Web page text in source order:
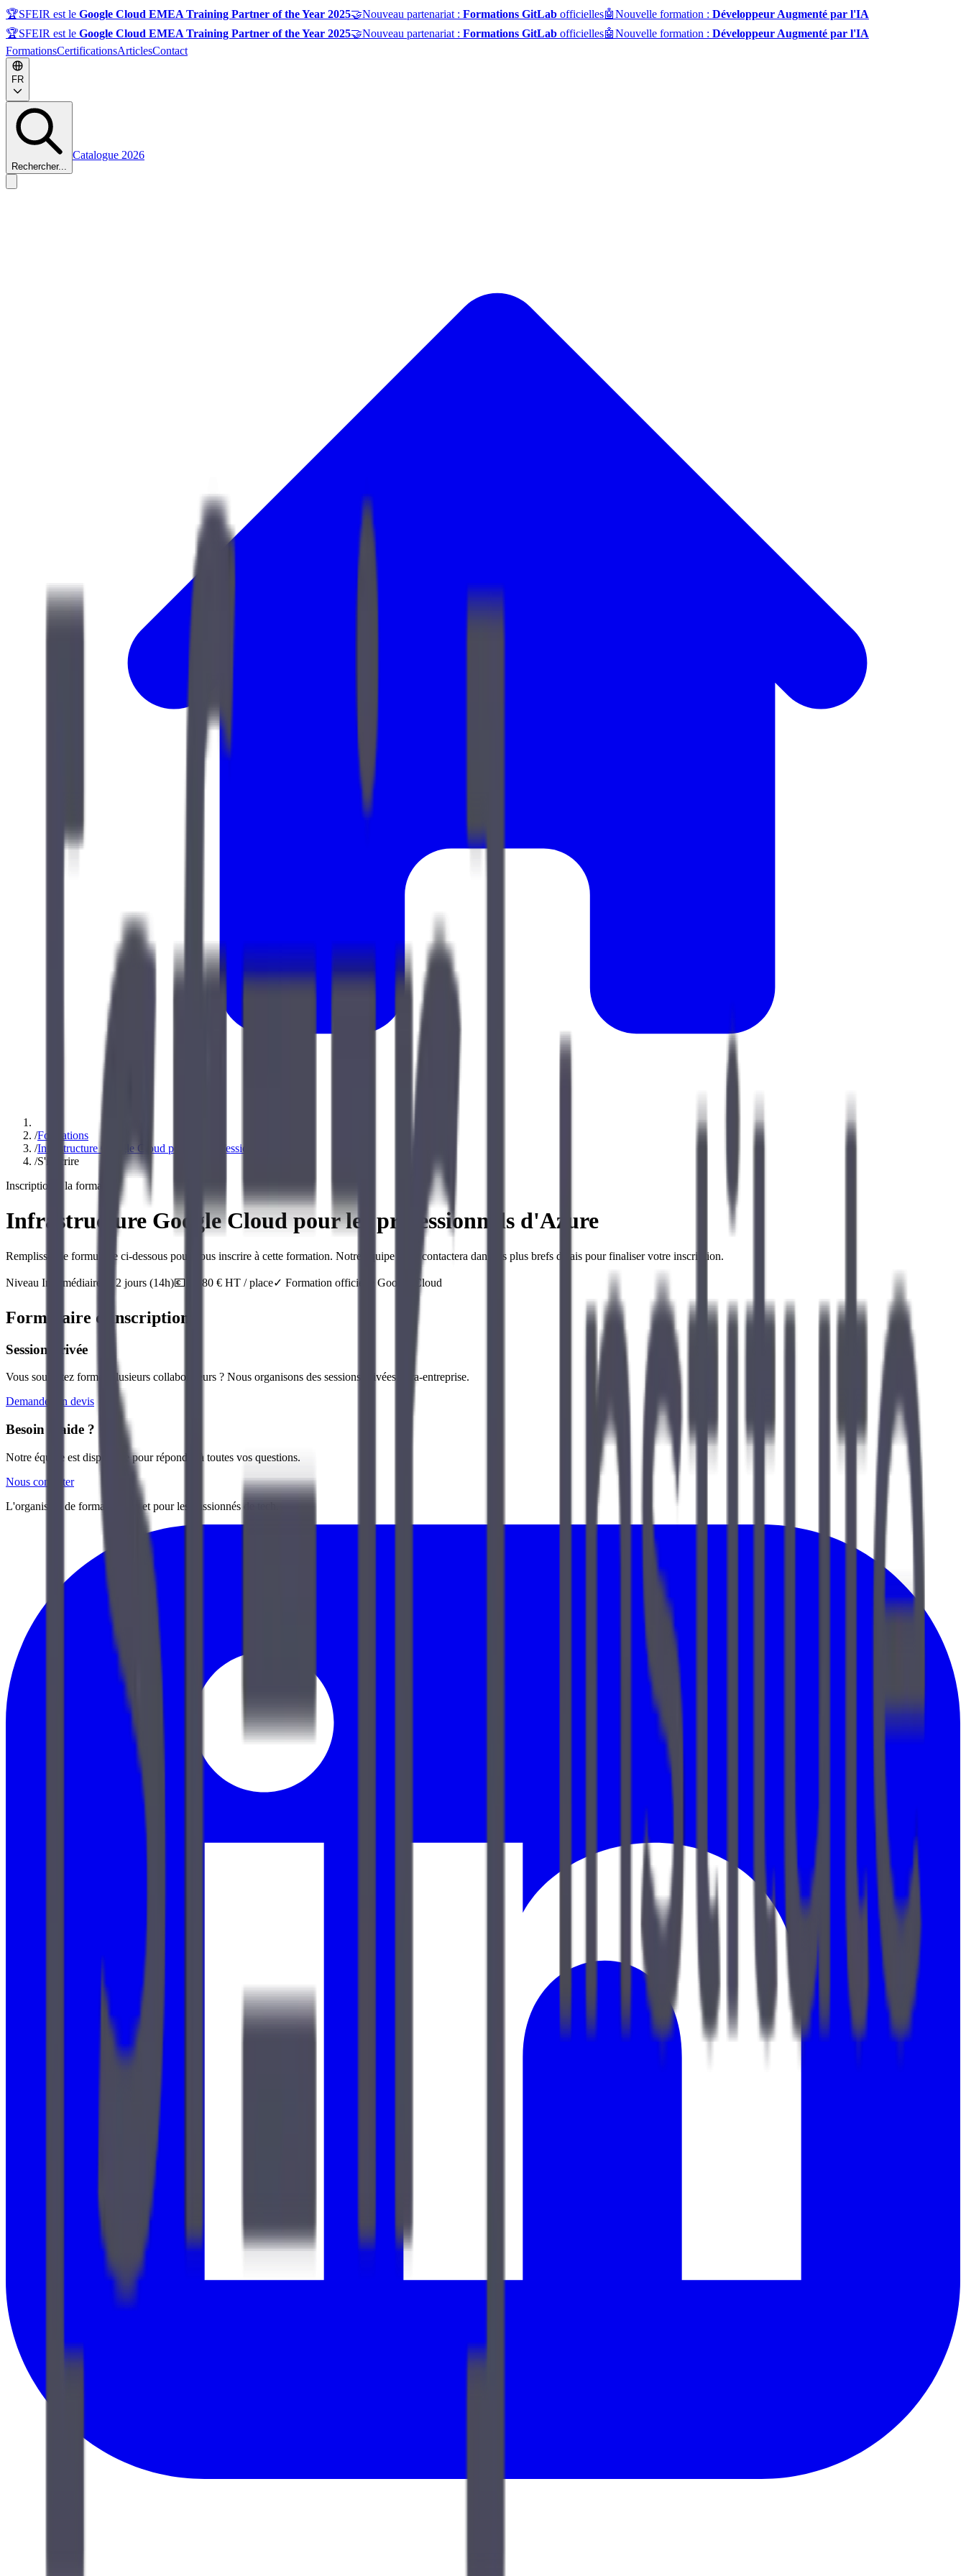
🏆SFEIR est le Google Cloud EMEA Training Partner of the Year 2025🤝Nouveau partenariat : Formations GitLab officielles🤖Nouvelle formation : Développeur Augmenté par l'IA
🏆SFEIR est le Google Cloud EMEA Training Partner of the Year 2025🤝Nouveau partenariat : Formations GitLab officielles🤖Nouvelle formation : Développeur Augmenté par l'IA
FormationsCertificationsArticlesContact
FR
Rechercher...
Catalogue 2026
/Formations
/Infrastructure Google Cloud pour les professionnels d'Azure
/S'inscrire
Inscription à la formation
Infrastructure Google Cloud pour les professionnels d'Azure
Remplissez le formulaire ci-dessous pour vous inscrire à cette formation. Notre équipe vous contactera dans les plus brefs délais pour finaliser votre inscription.
Niveau Intermédiaire 2 jours (14h)💶 1 580 € HT / place✓ Formation officielle Google Cloud
Formulaire d'inscription
Session privée
Vous souhaitez former plusieurs collaborateurs ? Nous organisons des sessions privées intra-entreprise.
Demander un devis
Besoin d'aide ?
Notre équipe est disponible pour répondre à toutes vos questions.
Nous contacter
L'organisme de formation par et pour les passionnés de tech.